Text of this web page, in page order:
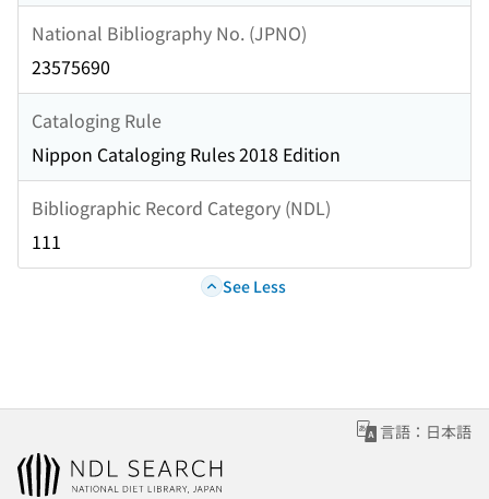
National Bibliography No. (JPNO)
23575690
Cataloging Rule
Nippon Cataloging Rules 2018 Edition
Bibliographic Record Category (NDL)
111
See Less
言語：日本語